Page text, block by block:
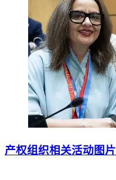
产权组织相关活动图片